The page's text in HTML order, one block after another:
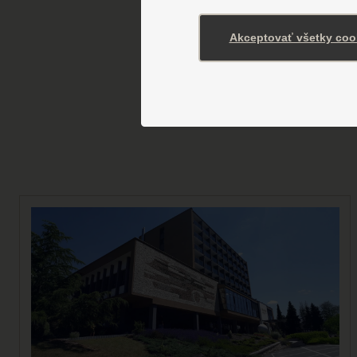
Hotely a
Akceptovať všetky